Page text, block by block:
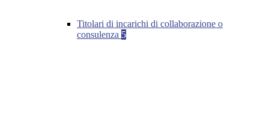
Titolari di incarichi di collaborazione o
consulenza 5